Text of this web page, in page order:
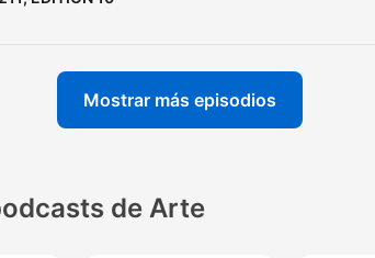
Mostrar más episodios
de Arte